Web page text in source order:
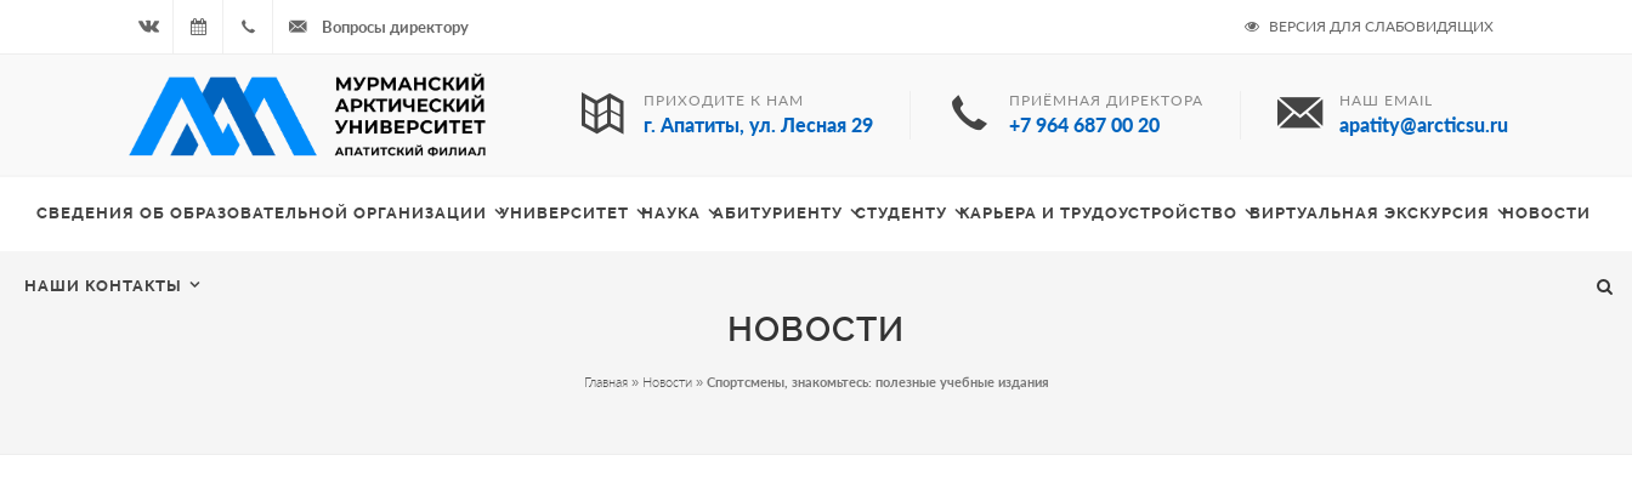
Вконтакте07.08.2026
- Чётная
+7
964
Вопросы директору ВЕРСИЯ ДЛЯ СЛАБОВИДЯЩИХ
ПРИХОДИТЕ К НАМ
г. Апатиты, ул. Лесная 29
ПРИЁМНАЯ ДИРЕКТОРА
+7 964 687 00 20
НАШ EMAIL
apatity@arcticsu.ru
СВЕДЕНИЯ ОБ ОБРАЗОВАТЕЛЬНОЙ ОРГАНИЗАЦИИ УНИВЕРСИТЕТ НАУКА АБИТУРИЕНТУ СТУДЕНТУ КАРЬЕРА И ТРУДОУСТРОЙСТВО ВИРТУАЛЬНАЯ ЭКСКУРСИЯ НОВОСТИ
НАШИ КОНТАКТЫ
НОВОСТИ
Главная» Новости» Спортсмены, знакомьтесь: полезные учебные издания